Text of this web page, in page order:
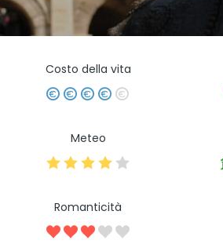
Costo della vita
Meteo
Romanticità